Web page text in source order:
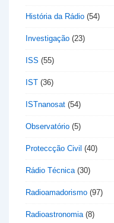
História da Rádio (54)
Investigação (23)
ISS (55)
IST (36)
ISTnanosat (54)
Observatório (5)
Proteccção Civil (40)
Rádio Técnica(30)
Radioamadorismo (97)
Radioastronomia(8)